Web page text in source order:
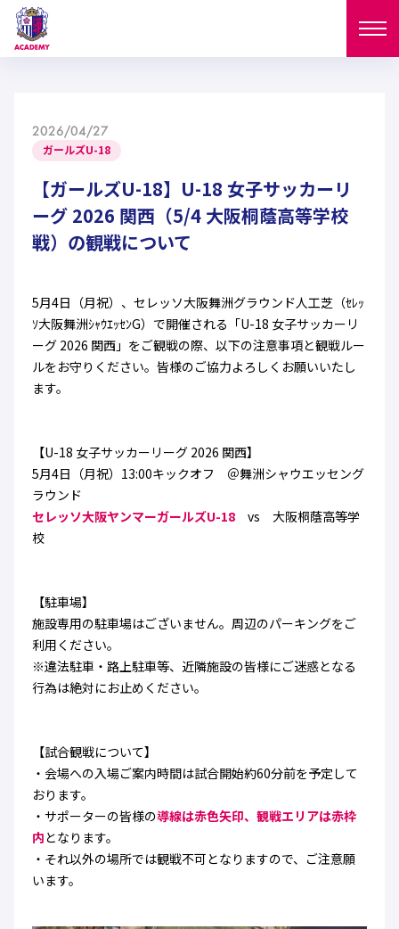
U-18
U-12 ガールズU-18
ガールズU-15 セレクション
試合日程
MATCH
U-18 U-15
西U-15 和歌山U-15
U-12
U-18 U-15
西U-15
ガールズU-15
スタッフ
セレクション
SELECTION
アカデミー
セレクション
フィロソフィー
セレッソ大阪 レディース
2026/04/27
ガールズU-18
【ガールズU-18】U-18 女子サッカーリ
ーグ 2026 関西（5/4 大阪桐蔭高等学校
戦）の観戦について
5月4日（月祝）、セレッソ大阪舞洲グラウンド人工芝（ｾﾚｯ
ｿ大阪舞洲ｼｬｳｴｯｾﾝG）で開催される「U-18 女子サッカーリ
ーグ 2026 関西」をご観戦の際、以下の注意事項と観戦ルー
ルをお守りください。皆様のご協力よろしくお願いいたし
ます。
【U-18 女子サッカーリーグ 2026 関西】
5月4日（月祝）13:00キックオフ ＠舞洲シャウエッセング
ラウンド
セレッソ大阪ヤンマーガールズU-18 vs 大阪桐蔭高等学
校
【駐車場】
施設専用の駐車場はございません。周辺のパーキングをご
利用ください。
※違法駐車・路上駐車等、近隣施設の皆様にご迷惑となる
行為は絶対にお止めください。
【試合観戦について】
・会場への入場ご案内時間は試合開始約60分前を予定して
おります。
・サポーターの皆様の導線は赤色矢印、観戦エリアは赤枠
内となります。
・それ以外の場所では観戦不可となりますので、ご注意願
います。